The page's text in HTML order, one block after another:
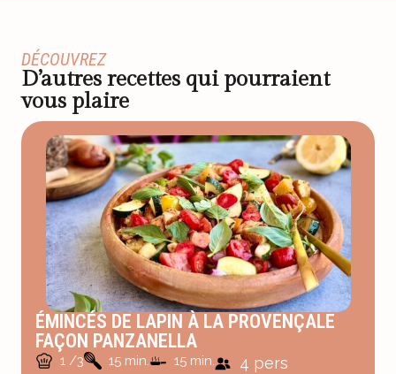
DÉCOUVREZ
D’autres recettes qui pourraient
vous plaire
ÉMINCÉS DE LAPIN À LA PROVENÇALE
FAÇON PANZANELLA
1 /3 15 min. 15 min. 4 pers